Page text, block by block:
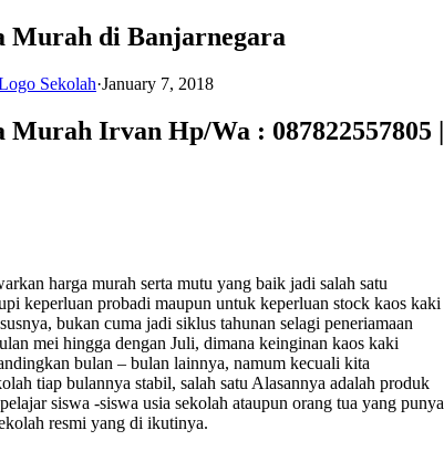
Murah di Banjarnegara
Sekolah·January 7, 2018
Murah Irvan Hp/Wa : 087822557805 |
harga murah serta mutu yang baik jadi salah satu
keperluan probadi maupun untuk keperluan stock kaos kaki
bukan cuma jadi siklus tahunan selagi peneriamaan
mei hingga dengan Juli, dimana keinginan kaos kaki
bulan – bulan lainnya, namum kecuali kita
tiap bulannya stabil, salah satu Alasannya adalah produk
siswa -siswa usia sekolah ataupun orang tua yang punya
resmi yang di ikutinya.